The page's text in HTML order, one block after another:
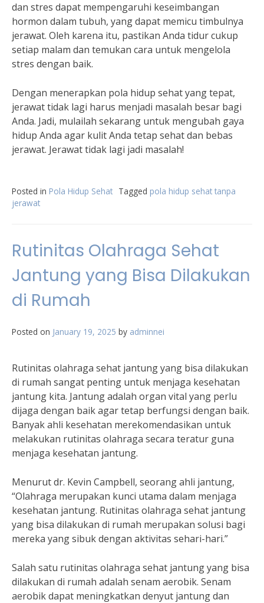
dan stres dapat mempengaruhi keseimbangan
hormon dalam tubuh, yang dapat memicu timbulnya
jerawat. Oleh karena itu, pastikan Anda tidur cukup
setiap malam dan temukan cara untuk mengelola
stres dengan baik.
Dengan menerapkan pola hidup sehat yang tepat,
jerawat tidak lagi harus menjadi masalah besar bagi
Anda. Jadi, mulailah sekarang untuk mengubah gaya
hidup Anda agar kulit Anda tetap sehat dan bebas
jerawat. Jerawat tidak lagi jadi masalah!
Posted in Pola Hidup Sehat Tagged pola hidup sehat tanpa
jerawat
Rutinitas Olahraga Sehat
Jantung yang Bisa Dilakukan
di Rumah
Posted on January 19, 2025 by adminnei
Rutinitas olahraga sehat jantung yang bisa dilakukan
di rumah sangat penting untuk menjaga kesehatan
jantung kita. Jantung adalah organ vital yang perlu
dijaga dengan baik agar tetap berfungsi dengan baik.
Banyak ahli kesehatan merekomendasikan untuk
melakukan rutinitas olahraga secara teratur guna
menjaga kesehatan jantung.
Menurut dr. Kevin Campbell, seorang ahli jantung,
“Olahraga merupakan kunci utama dalam menjaga
kesehatan jantung. Rutinitas olahraga sehat jantung
yang bisa dilakukan di rumah merupakan solusi bagi
mereka yang sibuk dengan aktivitas sehari-hari.”
Salah satu rutinitas olahraga sehat jantung yang bisa
dilakukan di rumah adalah senam aerobik. Senam
aerobik dapat meningkatkan denyut jantung dan